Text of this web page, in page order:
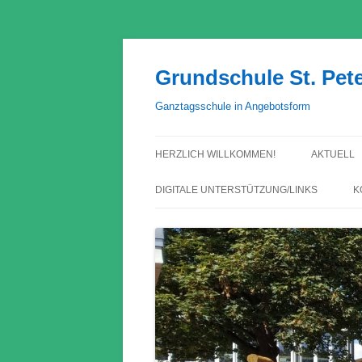
Grundschule St.
Ganztagsschule in Angebotsform
HERZLICH WILLKOMMEN! AKTUELL
DIGITALE UNTERSTÜTZUNG/LINKS